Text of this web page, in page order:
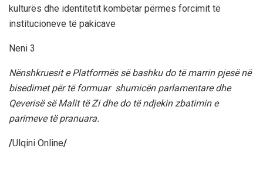
kulturës dhe identitetit kombëtar përmes forcimit të
institucioneve të pakicave
Neni 3
Nënshkruesit e Platformës së bashku do të marrin pjesë në
bisedimet për të formuar shumicën parlamentare dhe
Qeverisë së Malit të Zi dhe do të ndjekin zbatimin e
parimeve të pranuara.
/Ulqini Online/